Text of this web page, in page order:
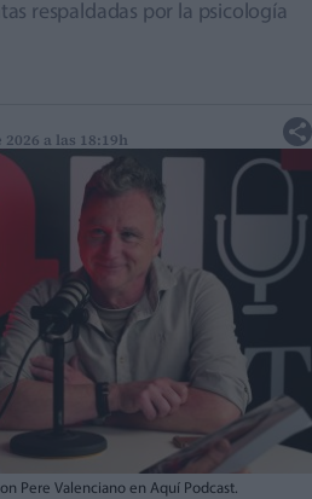
respaldadas por la psicología
a las 18:19h
Pere Valenciano en Aquí Podcast.